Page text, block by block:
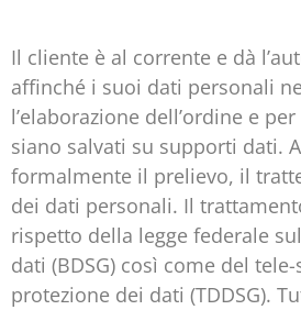
Il cliente è al corrente e dà
affinché i suoi dati personali
l’elaborazione dell’ordine e
siano salvati su supporti dati.
formalmente il prelievo, il
dei dati personali. Il
rispetto della legge federale
dati (BDSG) così come del
protezione dei dati (TDDSG).